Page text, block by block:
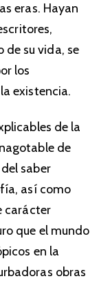
eras. Hayan
de su vida, se
los
existencia.
de la
de
saber
así como
carácter
que el mundo
en la
obras